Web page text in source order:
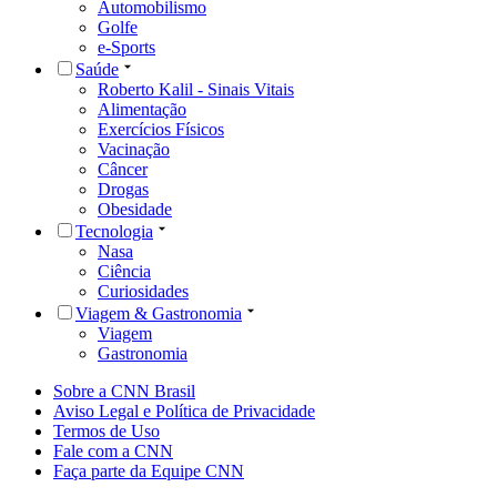
Automobilismo
Golfe
e-Sports
Saúde
Roberto Kalil - Sinais Vitais
Alimentação
Exercícios Físicos
Vacinação
Câncer
Drogas
Obesidade
Tecnologia
Nasa
Ciência
Curiosidades
Viagem & Gastronomia
Viagem
Gastronomia
Sobre a CNN Brasil
Aviso Legal e Política de Privacidade
Termos de Uso
Fale com a CNN
Faça parte da Equipe CNN